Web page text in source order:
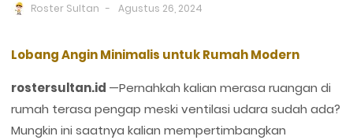
Roster Sultan Agustus 26, 2024
Lobang Angin Minimalis untuk Rumah Modern
rostersultan.id —Pernahkah kalian merasa ruangan di
rumah terasa pengap meski ventilasi udara sudah ada?
Mungkin ini saatnya kalian mempertimbangkan